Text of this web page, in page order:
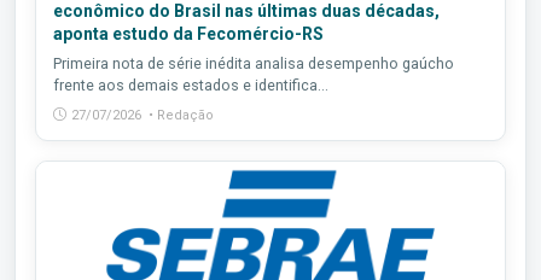
econômico do Brasil nas últimas duas décadas,
aponta estudo da Fecomércio-RS
Primeira nota de série inédita analisa desempenho gaúcho
frente aos demais estados e identifica...
27/07/2026 • Redação